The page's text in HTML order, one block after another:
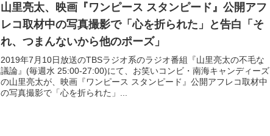
山里亮太、映画『ワンピース スタンピード』公開アフ
レコ取材中の写真撮影で「心を折られた」と告白「そ
れ、つまんないから他のポーズ」
2019年7月10日放送のTBSラジオ系のラジオ番組『山里亮太の不毛な
議論』(毎週水 25:00-27:00)にて、お笑いコンビ・南海キャンディーズ
の山里亮太が、映画『ワンピース スタンピード』公開アフレコ取材中
の写真撮影で「心を折られた」...